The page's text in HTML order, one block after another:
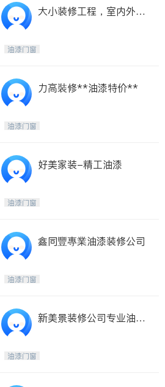
大小装修工程，室内外油
油漆门窗
力高裝修**油漆特价**
油漆门窗
好美家装-精工油漆
油漆门窗
鑫同豐專業油漆装修公司
油漆门窗
新美景装修公司专业油漆
油漆门窗